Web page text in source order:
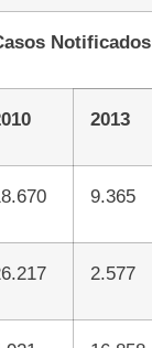
Casos Notificados
2010 2013
18.670 9.365
26.217 2.577